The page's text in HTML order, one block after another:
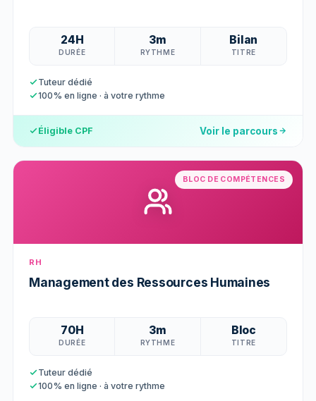
24H
DURÉE
3m
RYTHME
Bilan
TITRE
Tuteur dédié
100% en ligne · à votre rythme
Éligible CPF Voir le parcours
BLOC DE COMPÉTENCES
RH
Management des Ressources Humaines
70H
DURÉE
3m
RYTHME
Bloc
TITRE
Tuteur dédié
100% en ligne · à votre rythme